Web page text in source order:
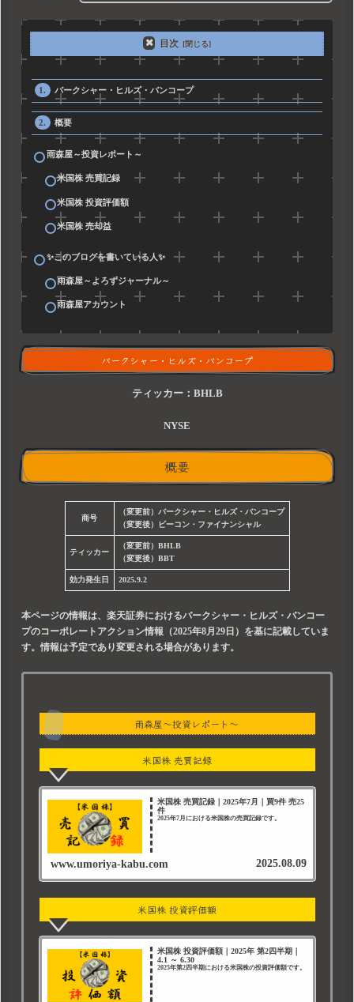
目次
バークシャー・ヒルズ・バンコープ
概要
雨森屋～投資レポート～
米国株 売買記録
米国株 投資評価額
米国株 売却益
✨このブログを書いている人✨
雨森屋～よろずジャーナル～
雨森屋アカウント
バークシャー・ヒルズ・バンコープ
ティッカー：BHLB
NYSE
概要
商号
（変更前）バークシャー・ヒルズ・バンコープ
（変更後）ビーコン・ファイナンシャル
ティッカー
（変更前）BHLB
（変更後）BBT
効力発生日 2025.9.2
本ページの情報は、楽天証券におけるバークシャー・ヒルズ・バンコー
プのコーポレートアクション情報（2025年8月29日）を基に記載していま
す。情報は予定であり変更される場合があります。
雨森屋～投資レポート～
米国株 売買記録
米国株 売買記録｜2025年7月｜買9件 売25
件
2025年7月における米国株の売買記録です。
www.umoriya-kabu.com 2025.08.09
米国株 投資評価額
米国株 投資評価額｜2025年 第2四半期｜
4.1 ～ 6.30
2025年第2四半期における米国株の投資評価額です。